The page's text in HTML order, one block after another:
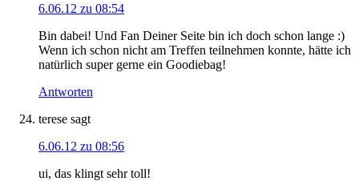
6.06.12 zu 08:54
Bin dabei! Und Fan Deiner Seite bin ich doch schon lange :)
Wenn ich schon nicht am Treffen teilnehmen konnte, hätte ich
natürlich super gerne ein Goodiebag!
Antworten
terese sagt
6.06.12 zu 08:56
ui, das klingt sehr toll!